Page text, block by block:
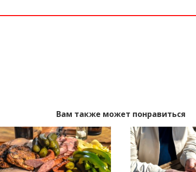
Вам также может понравиться